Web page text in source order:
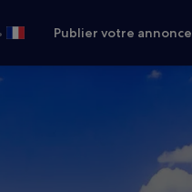
Publier votre annonce